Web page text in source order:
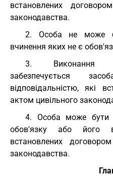
встановлених
законодавства.
2. Особа не може
вчинення яких не є
3. Виконання
забезпечується
відповідальністю, які
актом цивільного
4. Особа може бути
обов'язку або його
встановлених
законодавства.